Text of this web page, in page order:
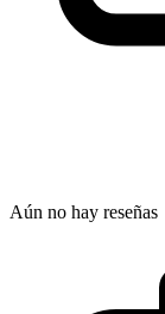
Aún no hay reseñas